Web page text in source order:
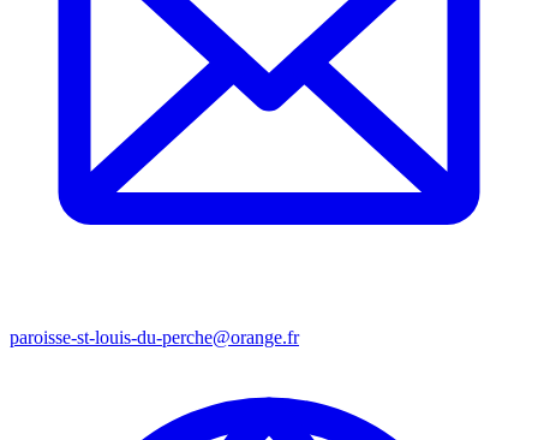
paroisse-st-louis-du-perche@orange.fr